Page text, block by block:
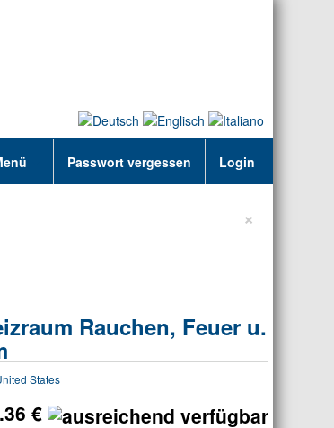
Passwort vergessen Login
×
Rauchen, Feuer u.
States
€